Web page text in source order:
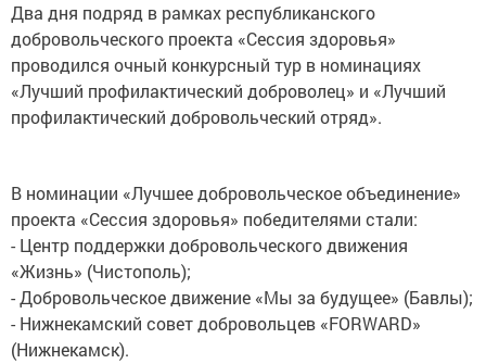
Два дня подряд в рамках республиканского
добровольческого проекта «Сессия здоровья»
проводился очный конкурсный тур в номинациях
«Лучший профилактический доброволец» и «Лучший
профилактический добровольческий отряд».
В номинации «Лучшее добровольческое объединение»
проекта «Сессия здоровья» победителями стали:
- Центр поддержки добровольческого движения
«Жизнь» (Чистополь);
- Добровольческое движение «Мы за будущее» (Бавлы);
- Нижнекамский совет добровольцев «FORWARD»
(Нижнекамск).